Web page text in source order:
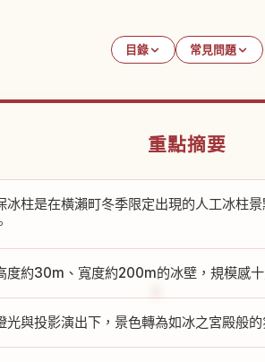
目錄 常見問題
重點摘要
冰柱是在橫瀨町冬季限定出現的人工冰柱
度約30m、寬度約200m的冰壁，規模感十
光與投影演出下，景色轉為如冰之宮殿般的